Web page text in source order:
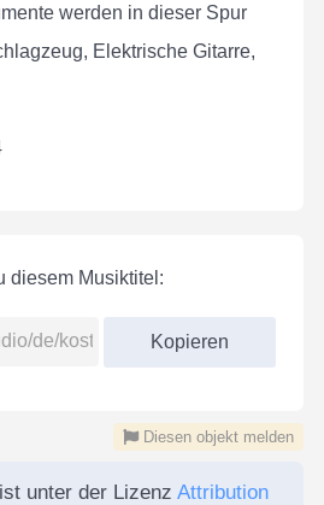
werden in dieser Spur
Elektrische Gitarre,
diesem Musiktitel:
Kopieren
Diesen objekt melden
unter der Lizenz Attribution